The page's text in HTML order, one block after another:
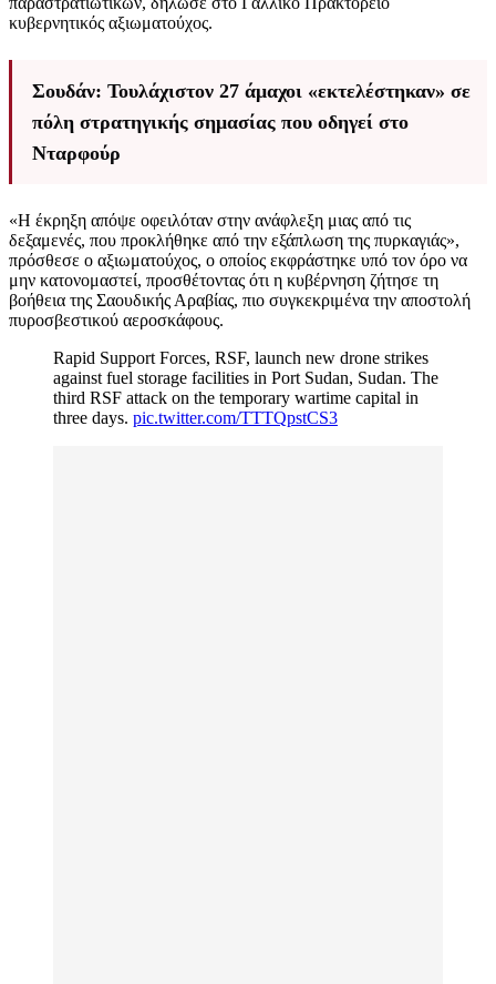
κυβερνητικός αξιωματούχος.
Σουδάν: Τουλάχιστον 27 άμαχοι «εκτελέστηκαν» σε
πόλη στρατηγικής σημασίας που οδηγεί στο
Νταρφούρ
«Η έκρηξη απόψε οφειλόταν στην ανάφλεξη μιας από τις
δεξαμενές, που προκλήθηκε από την εξάπλωση της πυρκαγιάς»,
πρόσθεσε ο αξιωματούχος, ο οποίος εκφράστηκε υπό τον όρο να
μην κατονομαστεί, προσθέτοντας ότι η κυβέρνηση ζήτησε τη
βοήθεια της Σαουδικής Αραβίας, πιο συγκεκριμένα την αποστολή
πυροσβεστικού αεροσκάφους.
Rapid Support Forces, RSF, launch new drone strikes
against fuel storage facilities in Port Sudan, Sudan. The
third RSF attack on the temporary wartime capital in
three days. pic.twitter.com/TTTQpstCS3